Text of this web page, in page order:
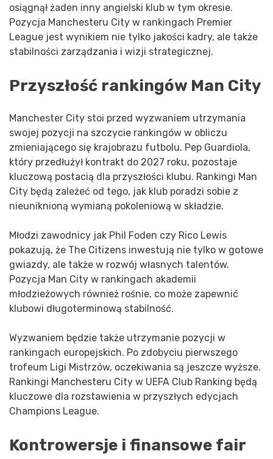
osiągnął żaden inny angielski klub w tym okresie.
Pozycja Manchesteru City w rankingach Premier
League jest wynikiem nie tylko jakości kadry, ale także
stabilności zarządzania i wizji strategicznej.
Przyszłość rankingów Man City
Manchester City stoi przed wyzwaniem utrzymania
swojej pozycji na szczycie rankingów w obliczu
zmieniającego się krajobrazu futbolu. Pep Guardiola,
który przedłużył kontrakt do 2027 roku, pozostaje
kluczową postacią dla przyszłości klubu. Rankingi Man
City będą zależeć od tego, jak klub poradzi sobie z
nieuniknioną wymianą pokoleniową w składzie.
Młodzi zawodnicy jak Phil Foden czy Rico Lewis
pokazują, że The Citizens inwestują nie tylko w gotowe
gwiazdy, ale także w rozwój własnych talentów.
Pozycja Man City w rankingach akademii
młodzieżowych również rośnie, co może zapewnić
klubowi długoterminową stabilność.
Wyzwaniem będzie także utrzymanie pozycji w
rankingach europejskich. Po zdobyciu pierwszego
trofeum Ligi Mistrzów, oczekiwania są jeszcze wyższe.
Rankingi Manchesteru City w UEFA Club Ranking będą
kluczowe dla rozstawienia w przyszłych edycjach
Champions League.
Kontrowersje i finansowe fair